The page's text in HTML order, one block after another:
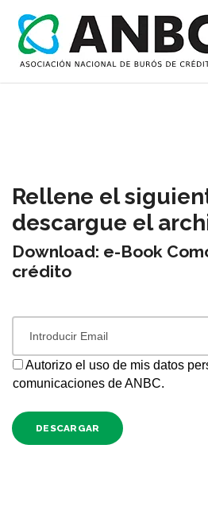
Rellene el
descargue el
Download: e-Book
crédito
Autorizo el uso de mis datos
comunicaciones de ANBC.
DESCARGAR